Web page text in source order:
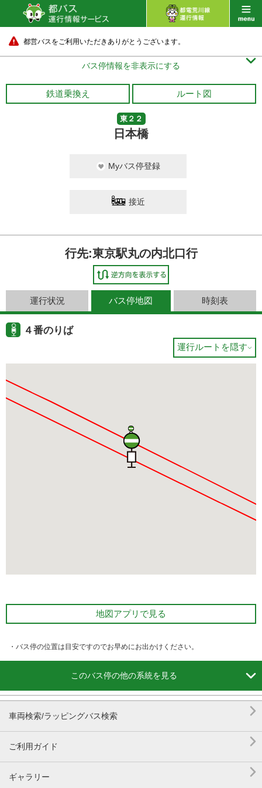
都営バスをご利用いただきありがとうございます。
バス停情報を非表示にする 
鉄道乗換え ルート図
東２２
日本橋
Myバス停登録
接近
行先:東京駅丸の内北口行
運行状況 バス停地図 時刻表
４番のりば
運行ルートを隠す
地図アプリで見る
・バス停の位置は目安ですのでお早めにお出かけください。
このバス停の他の系統を見る 
車両検索/ラッピングバス検索 
ご利用ガイド 
ギャラリー 